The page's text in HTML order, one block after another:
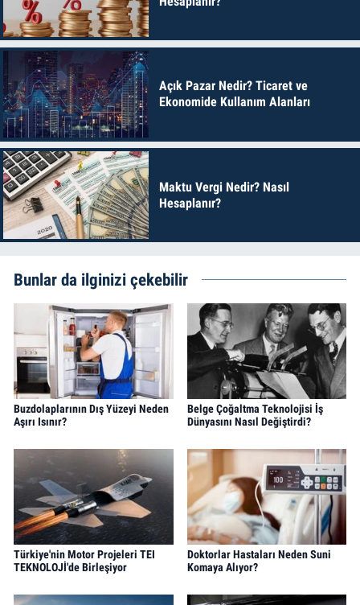
Açık Pazar Nedir? Ticaret ve
Ekonomide Kullanım Alanları
Maktu Vergi Nedir? Nasıl
Hesaplanır?
Bunlar da ilginizi çekebilir
Buzdolaplarının Dış Yüzeyi Neden
Aşırı Isınır?
Belge Çoğaltma Teknolojisi İş
Dünyasını Nasıl Değiştirdi?
Türkiye'nin Motor Projeleri TEI
TEKNOLOJİ'de Birleşiyor
Doktorlar Hastaları Neden Suni
Komaya Alıyor?